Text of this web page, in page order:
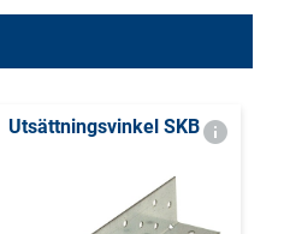
Utsättningsvinkel SKB